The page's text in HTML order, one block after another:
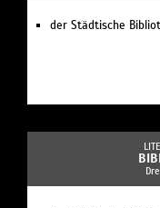
der Städtische